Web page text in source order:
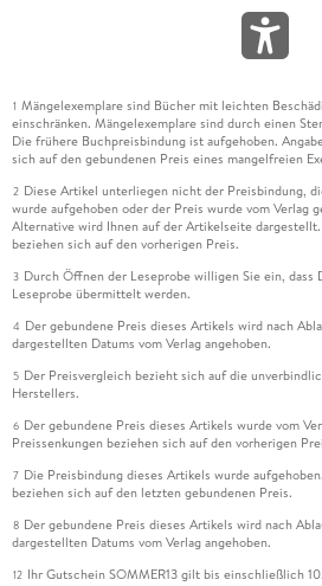
1 Mängelexemplare sind Bücher mit leichten
einschränken. Mängelexemplare sind durch einen
Die frühere Buchpreisbindung ist aufgehoben.
sich auf den gebundenen Preis eines mangelfreien
2 Diese Artikel unterliegen nicht der Preisbindung,
wurde aufgehoben oder der Preis wurde vom Verlag
Alternative wird Ihnen auf der Artikelseite dargestellt.
beziehen sich auf den vorherigen Preis.
3 Durch Öffnen der Leseprobe willigen Sie ein, dass
Leseprobe übermittelt werden.
4 Der gebundene Preis dieses Artikels wird nach
dargestellten Datums vom Verlag angehoben.
5 Der Preisvergleich bezieht sich auf die
Herstellers.
6 Der gebundene Preis dieses Artikels wurde vom
Preissenkungen beziehen sich auf den vorherigen
7 Die Preisbindung dieses Artikels wurde
beziehen sich auf den letzten gebundenen Preis.
8 Der gebundene Preis dieses Artikels wird nach
dargestellten Datums vom Verlag angehoben.
12 Ihr Gutschein SOMMER13 gilt bis einschließlich